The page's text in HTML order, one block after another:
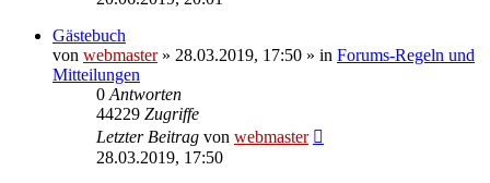
Gästebuch
von webmaster» 28.03.2019, 17:50 » in Forums-Regeln und
Mitteilungen
0 Antworten
44229 Zugriffe
Letzter Beitrag von webmaster
28.03.2019, 17:50